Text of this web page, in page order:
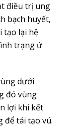
điều trị ung
bạch huyết,
tạo lại hệ
trạng ứ
dưới
đó vùng
lợi khi kết
để tái tạo vú.